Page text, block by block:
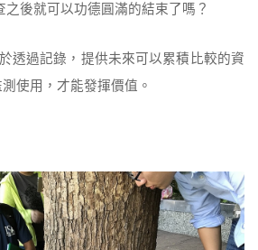
之後就可以功德圓滿的結束了嗎？
過記錄，提供未來可以累積比較的資
使用，才能發揮價值。